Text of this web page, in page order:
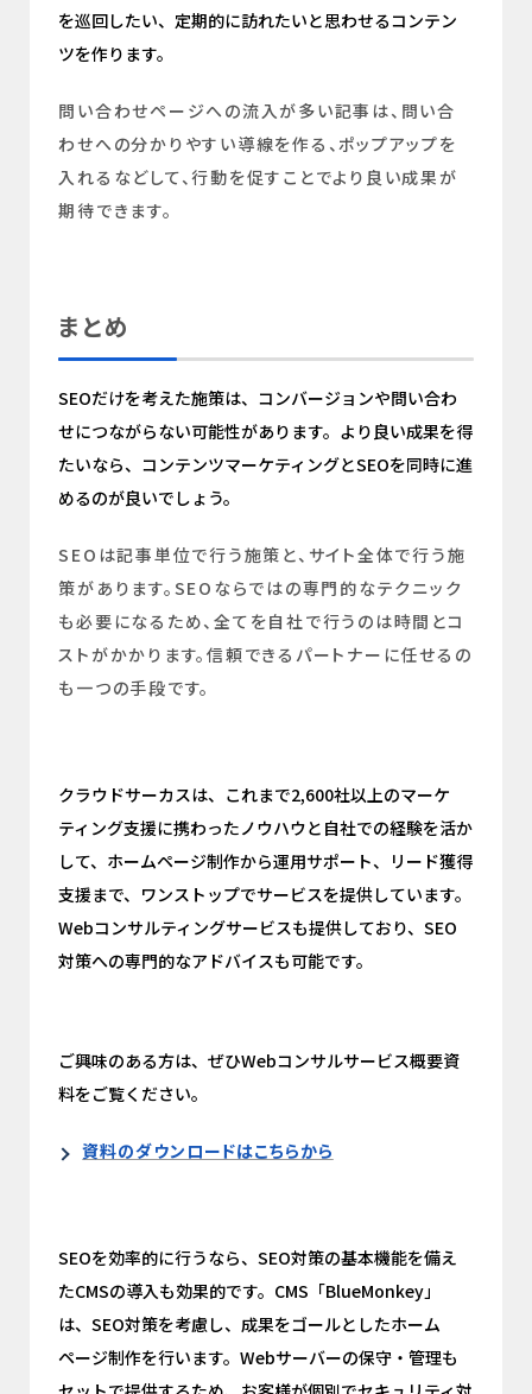
を巡回したい、定期的に訪れたいと思わせるコンテン
ツを作ります。
問い合わせページへの流入が多い記事は、問い合
わせへの分かりやすい導線を作る、ポップアップを
入れるなどして、行動を促すことでより良い成果が
期待できます。
まとめ
SEOだけを考えた施策は、コンバージョンや問い合わ
せにつながらない可能性があります。より良い成果を得
たいなら、コンテンツマーケティングとSEOを同時に進
めるのが良いでしょう。
SEOは記事単位で行う施策と、サイト全体で行う施
策があります。SEOならではの専門的なテクニック
も必要になるため、全てを自社で行うのは時間とコ
ストがかかります。信頼できるパートナーに任せるの
も一つの手段です。
クラウドサーカスは、これまで2,600社以上のマーケ
ティング支援に携わったノウハウと自社での経験を活か
して、ホームページ制作から運用サポート、リード獲得
支援まで、ワンストップでサービスを提供しています。
Webコンサルティングサービスも提供しており、SEO
対策への専門的なアドバイスも可能です。
ご興味のある方は、ぜひWebコンサルサービス概要資
料をご覧ください。
資料のダウンロードはこちらから
SEOを効率的に行うなら、SEO対策の基本機能を備え
たCMSの導入も効果的です。CMS「BlueMonkey」
は、SEO対策を考慮し、成果をゴールとしたホーム
ページ制作を行います。Webサーバーの保守・管理も